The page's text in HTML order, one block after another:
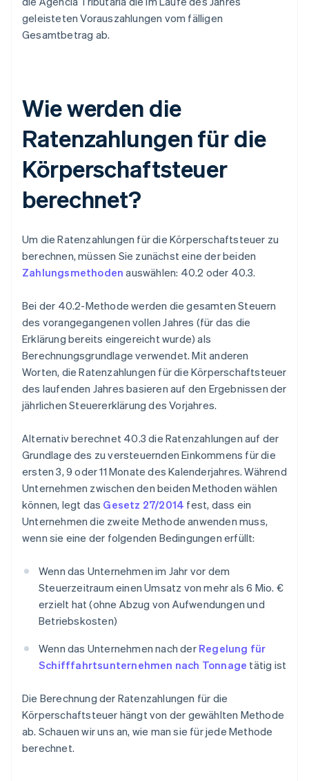
geleisteten Vorauszahlungen vom fälligen
Gesamtbetrag ab.
Wie werden die
Ratenzahlungen für die
Körperschaftsteuer
berechnet?
Um die Ratenzahlungen für die Körperschaftsteuer zu
berechnen, müssen Sie zunächst eine der beiden
Zahlungsmethoden auswählen: 40.2 oder 40.3.
Bei der 40.2-Methode werden die gesamten Steuern
des vorangegangenen vollen Jahres (für das die
Erklärung bereits eingereicht wurde) als
Berechnungsgrundlage verwendet. Mit anderen
Worten, die Ratenzahlungen für die Körperschaftsteuer
des laufenden Jahres basieren auf den Ergebnissen der
jährlichen Steuererklärung des Vorjahres.
Alternativ berechnet 40.3 die Ratenzahlungen auf der
Grundlage des zu versteuernden Einkommens für die
ersten 3, 9 oder 11 Monate des Kalenderjahres. Während
Unternehmen zwischen den beiden Methoden wählen
können, legt das Gesetz 27/2014 fest, dass ein
Unternehmen die zweite Methode anwenden muss,
wenn sie eine der folgenden Bedingungen erfüllt:
Wenn das Unternehmen im Jahr vor dem
Steuerzeitraum einen Umsatz von mehr als 6 Mio. €
erzielt hat (ohne Abzug von Aufwendungen und
Betriebskosten)
Wenn das Unternehmen nach der Regelung für
Schifffahrtsunternehmen nach Tonnage tätig ist
Die Berechnung der Ratenzahlungen für die
Körperschaftsteuer hängt von der gewählten Methode
ab. Schauen wir uns an, wie man sie für jede Methode
berechnet.